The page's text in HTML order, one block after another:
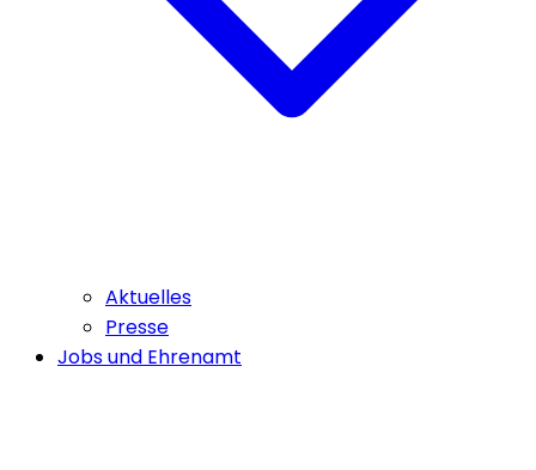
Aktuelles
Presse
Jobs und Ehrenamt